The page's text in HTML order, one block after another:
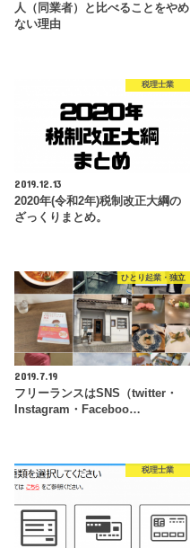
人（同業者）と比べることをやめ
ない理由
税理士業
2019.12.13
2020年(令和2年)税制改正大綱の
ざっくりまとめ。
ひとり起業・独立
2019.7.19
フリーランスはSNS（twitter・
Instagram・Faceboo…
税理士業